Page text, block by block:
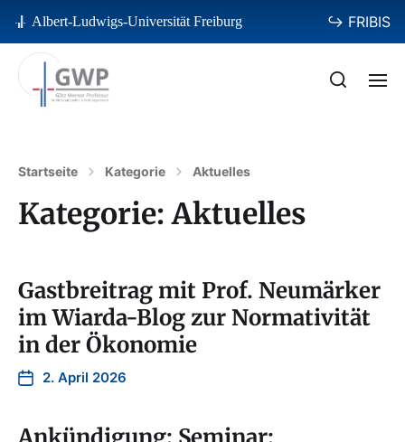
Albert-Ludwigs-Universität Freiburg ↪ FRIBIS
Startseite Kategorie Aktuelles
Kategorie:Aktuelles
Gastbreitrag mit Prof. Neumärker
im Wiarda-Blog zur Normativität
in der Ökonomie
2. April 2026